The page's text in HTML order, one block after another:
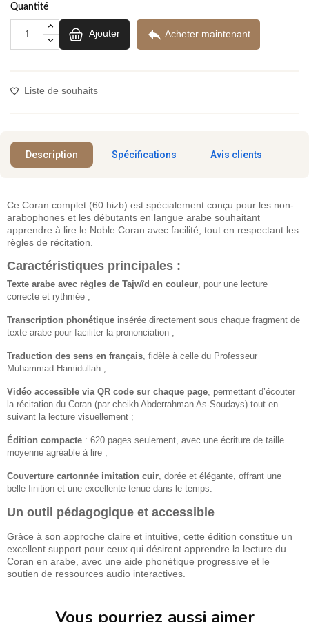
Quantité
Ajouter  Acheter maintenant
Liste de souhaits
Description Spécifications Avis clients
Ce Coran complet (60 hizb) est spécialement conçu pour les non-
arabophones et les débutants en langue arabe souhaitant
apprendre à lire le Noble Coran avec facilité, tout en respectant les
règles de récitation.
Caractéristiques principales :
Texte arabe avec règles de Tajwîd en couleur , pour une lecture
correcte et rythmée ;
Transcription phonétique insérée directement sous chaque fragment de
texte arabe pour faciliter la prononciation ;
Traduction des sens en français , fidèle à celle du Professeur
Muhammad Hamidullah ;
Vidéo accessible via QR code sur chaque page , permettant d’écouter
la récitation du Coran (par cheikh Abderrahman As-Soudays) tout en
suivant la lecture visuellement ;
Édition compacte : 620 pages seulement, avec une écriture de taille
moyenne agréable à lire ;
Couverture cartonnée imitation cuir , dorée et élégante, offrant une
belle finition et une excellente tenue dans le temps.
Un outil pédagogique et accessible
Grâce à son approche claire et intuitive, cette édition constitue un
excellent support pour ceux qui désirent apprendre la lecture du
Coran en arabe, avec une aide phonétique progressive et le
soutien de ressources audio interactives.
Vous pourriez aussi aimer